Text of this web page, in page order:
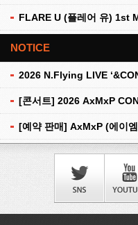
NOTICE
[콘서트] 2026 AxMxP